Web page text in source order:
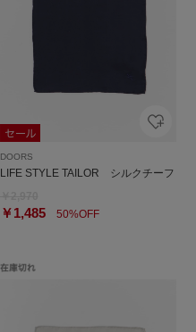
DOORS
LIFE STYLE TAILOR シルクチーフ
￥1,48550%OFF